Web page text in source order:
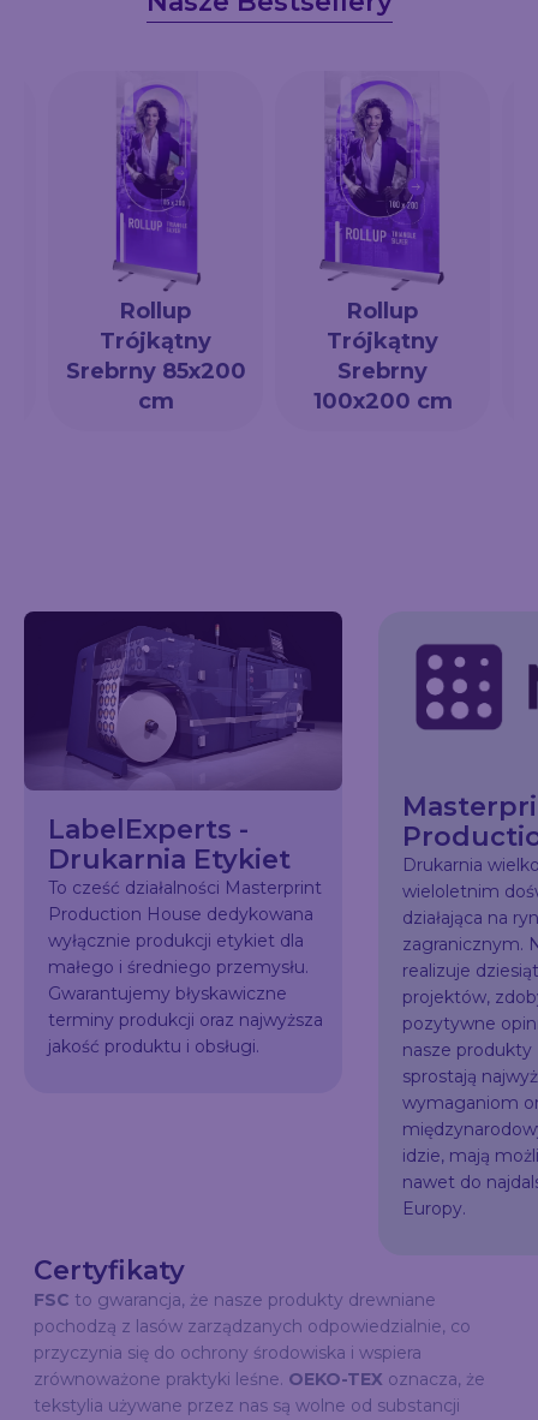
Rollup
Trójkątny
Srebrny 85x200
cm
Rollup
Trójkątny
Srebrny
100x200 cm
LabelExperts -
Drukarnia Etykiet
To cześć działalności Masterprint
Production House dedykowana
wyłącznie produkcji etykiet dla
małego i średniego przemysłu.
Gwarantujemy błyskawiczne
terminy produkcji oraz najwyższa
jakość produktu i obsługi.
Drukarnia
wieloletnim
działająca na
zagranicznym.
realizuje
projektów,
pozytywne
nasze
sprostają
wymaganiom
idzie, mają
nawet do
Europy.
Certyfikaty
FSC to gwarancja, że nasze produkty drewniane
pochodzą z lasów zarządzanych odpowiedzialnie, co
przyczynia się do ochrony środowiska i wspiera
zrównoważone praktyki leśne. OEKO-TEX oznacza, że
tekstylia używane przez nas są wolne od substancji